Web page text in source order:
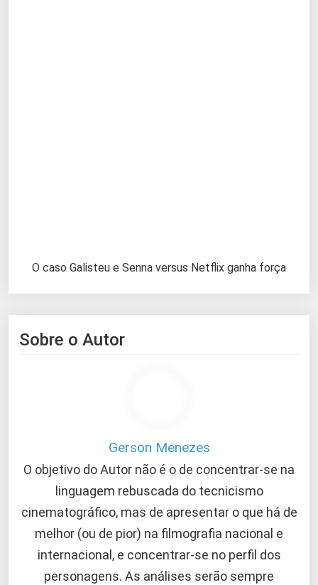
O caso Galisteu e Senna versus Netflix ganha força
Sobre o Autor
Gerson Menezes
O objetivo do Autor não é o de concentrar-se na
linguagem rebuscada do tecnicismo
cinematográfico, mas de apresentar o que há de
melhor (ou de pior) na filmografia nacional e
internacional, e concentrar-se no perfil dos
personagens. As análises serão sempre